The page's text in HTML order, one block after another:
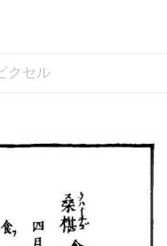
クセル